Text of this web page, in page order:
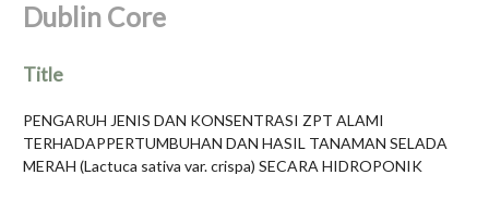
Dublin Core
Title
PENGARUH JENIS DAN KONSENTRASI ZPT ALAMI
TERHADAPPERTUMBUHAN DAN HASIL TANAMAN SELADA
MERAH (Lactuca sativa var. crispa) SECARA HIDROPONIK